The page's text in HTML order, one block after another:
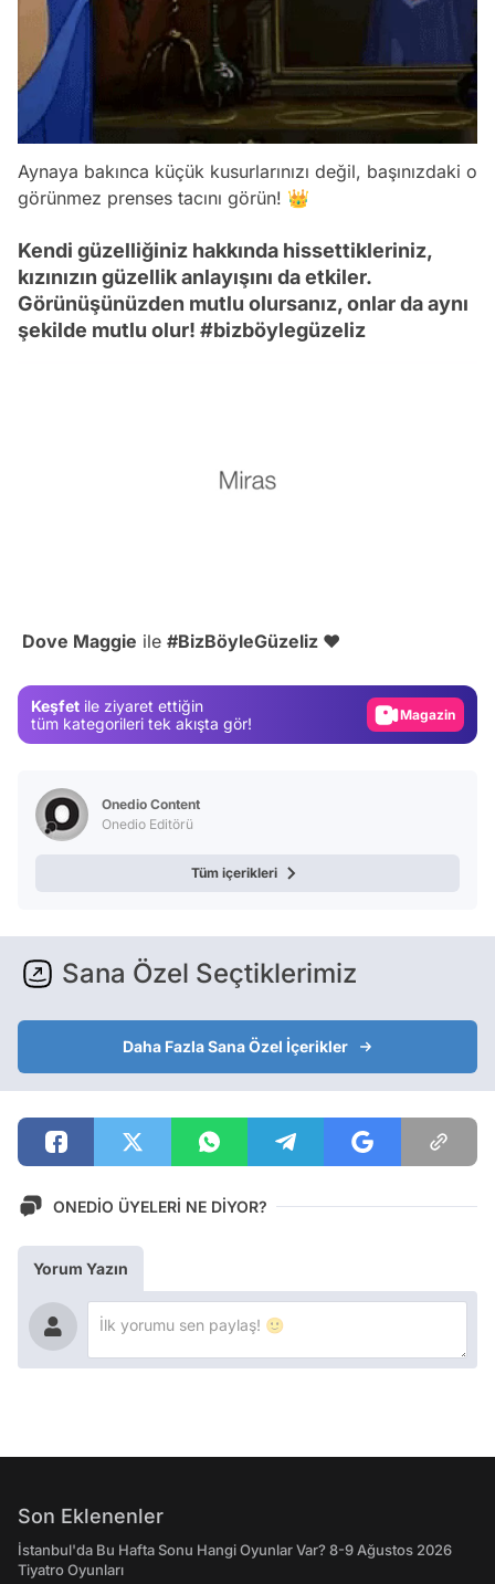
Aynaya bakınca küçük kusurlarınızı değil, başınızdaki o
görünmez prenses tacını görün! 👑
Kendi güzelliğiniz hakkında hissettikleriniz,
kızınızın güzellik anlayışını da etkiler.
Görünüşünüzden mutlu olursanız, onlar da aynı
şekilde mutlu olur! #bizböylegüzeliz
Dove Maggie ile #BizBöyleGüzeliz ❤️
Keşfet ile ziyaret ettiğin
tüm kategorileri tek akışta gör!
Video
Onedio Content
Onedio Editörü
Tüm içerikleri
Sana Özel Seçtiklerimiz
Daha Fazla Sana Özel İçerikler
ONEDİO ÜYELERİ NE DİYOR?
Yorum Yazın
Son Eklenenler
İstanbul'da Bu Hafta Sonu Hangi Oyunlar Var? 8-9 Ağustos 2026
Tiyatro Oyunları